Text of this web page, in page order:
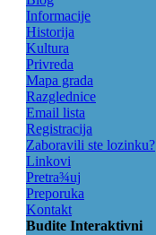
Informacije
Historija
Kultura
Privreda
Mapa grada
Razglednice
Email lista
Registracija
Zaboravili ste lozinku?
Linkovi
Pretra¾uj
Preporuka
Kontakt
Budite Interaktivni